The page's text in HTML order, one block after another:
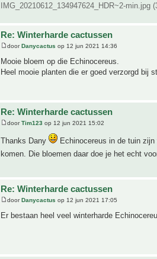
IMG_20210612_134947624_HDR~2-
Re: Winterharde cactussen
door Danycactus op 12 jun 2021 14:36
Mooie bloem op die Echinocereus.
Heel mooie planten die er goed verzorgd bij
Re: Winterharde cactussen
doorTim123 op 12 jun 2021 15:02
Thanks Dany
Echinocereus in de tuin
komen. Die bloemen daar doe je het echt
Re: Winterharde cactussen
door Danycactus op 12 jun 2021 17:05
Er bestaan heel veel winterharde